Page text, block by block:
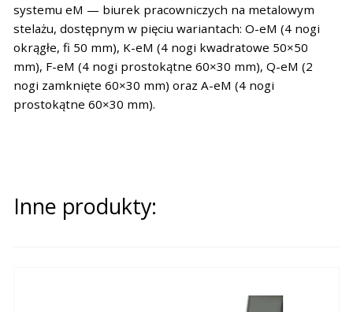
systemu eM — biurek pracowniczych na metalowym
stelażu, dostępnym w pięciu wariantach: O-eM (4 nogi
okrągłe, fi 50 mm), K-eM (4 nogi kwadratowe 50×50
mm), F-eM (4 nogi prostokątne 60×30 mm), Q-eM (2
nogi zamknięte 60×30 mm) oraz A-eM (4 nogi
prostokątne 60×30 mm).
Inne produkty: